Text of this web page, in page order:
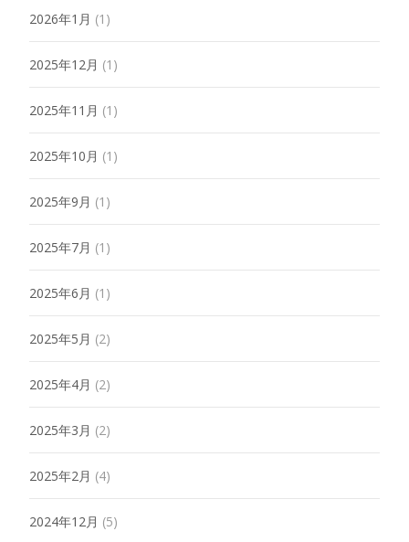
2026年1月 (1)
2025年12月 (1)
2025年11月 (1)
2025年10月 (1)
2025年9月 (1)
2025年7月 (1)
2025年6月 (1)
2025年5月 (2)
2025年4月 (2)
2025年3月 (2)
2025年2月 (4)
2024年12月 (5)